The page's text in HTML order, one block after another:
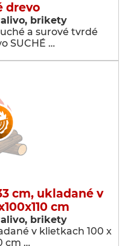
drevo
brikety
a surové tvrdé
SUCHÉ …
cm, ukladané v
cm
brikety
v klietkach 100 x
cm …